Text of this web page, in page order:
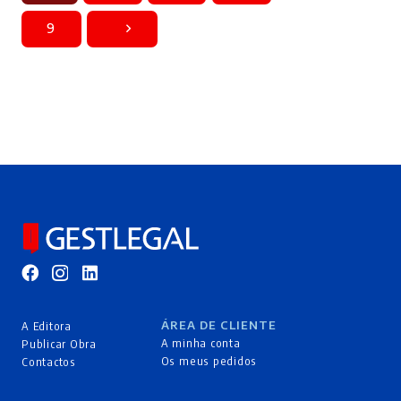
9
A Editora
Publicar Obra
Contactos
ÁREA DE CLIENTE
A minha conta
Os meus pedidos